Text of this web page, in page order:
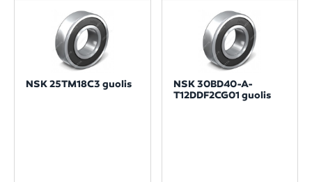
NSK 25TM18C3 guolis
NSK 30BD40-A-
T12DDF2CG01 guolis